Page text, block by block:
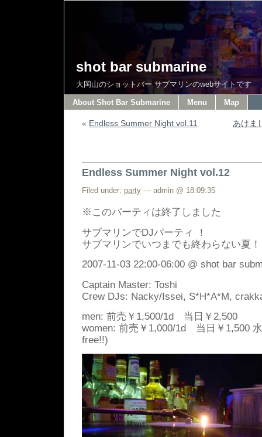
shot bar submarine
大岡山のショットバー サブマリンのwebサイトです
About Shot Bar Submarine Menu Map
« Endless Summer Night vol.11 あけま
Endless Summer Night vol.12
Filed under: party — admin @ 18:09:35
※このパーティは終了しました
サブマリンでDJパーティ ！
サブマリンでいつまでも終わらない夏！
2007-11-03 22:00-06:00 @ shot bar
Captain Master: Toshi
Crew DJs: Nacky/Issei, S*H*A*M,
men: 前売￥1,500/1d 当日￥2,500
women: 前売￥1,000/1d 当日￥1,500
free!!)